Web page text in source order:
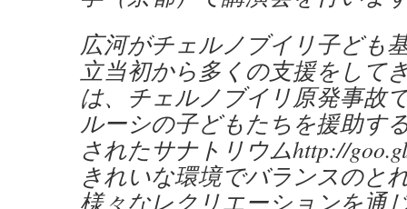
広河がチェルノブイリ子ども
立当初から多くの支援をして
は、チェルノブイリ原発事故
ルーシの子どもたちを援助す
されたサナトリウムhttp://
きれいな環境でバランスのと
様々なレクリエーションを通